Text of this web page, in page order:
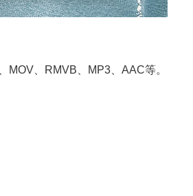
MOV、RMVB、MP3、AAC等。